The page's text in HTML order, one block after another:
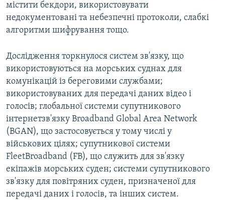
містити бекдори, використовувати
недокументовані та небезпечні протоколи, слабкі
алгоритми шифрування тощо.
Дослідження торкнулося систем зв'язку, що
використовуються на морських суднах для
комунікацій із береговими службами;
використовуваних для передачі даних відео і
голосів; глобальної системи супутникового
інтернетзв'язку Broadband Global Area Network
(BGAN), що застосовується у тому числі у
військових цілях; супутникової системи
FleetBroadband (FB), що служить для зв'язку
екіпажів морських суден; системи супутникового
зв'язку для повітряних суден, призначеної для
передачі даних і голосів, та інших систем.